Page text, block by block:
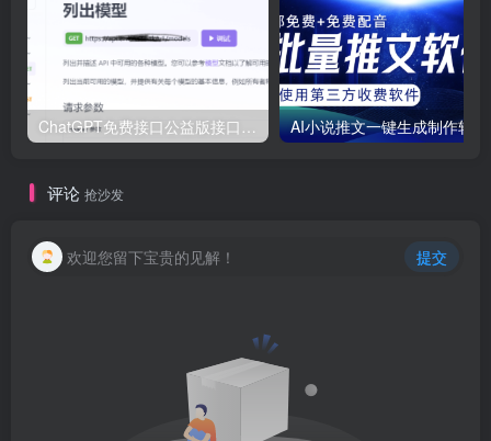
ChatGPT免费接口公益版接口！3.5与4.0接口模型最新分享
评论 抢沙发
欢迎您留下宝贵的见解！ 提交